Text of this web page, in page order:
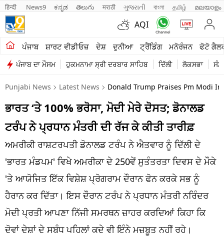
हिन्दी News9 ಕನ್ನಡ తెలుగు मराठी ગુજરાતી বাংলা தமிழ் മലയാളം
AQI
ਪੰਜਾਬ ਸ਼ਾਰਟ ਵੀਡੀਓਜ਼ ਦੇਸ਼ ਦੁਨੀਆ ਟ੍ਰੈਂਡਿੰਗ ਮਨੋਰੰਜਨ ਫੋਟੋ
ਪੰਜਾਬ ਦਾ ਮੌਸਮ ਹੁਕਮਨਾਮਾ ਸ੍ਰੀ ਦਰਬਾਰ ਸਾਹਿਬ ਦਿੱਲੀ ਲੋਕਸਭਾ
ਖੇਤੀਬਾੜੀ
ਸ਼ਾਰਟ ਵੀਡੀਓਜ਼
ਕਾਰੋਬਾਰ
ਕਰਿਅਰ
ਮਨੋਰੰਜਨ
ਦੇਸ਼
ਲਾਈਫ ਸਟਾਈਲ
ਪੰਜਾਬ
ਧਰਮ
Punjabi News Latest News Donald Trump Praises Pm Modi
ਭਾਰਤ ‘ਤੇ 100% ਭਰੋਸਾ, ਮੋਦੀ ਮੇਰੇ ਦੋਸਤ; ਡੋਨਾਲਡ
ਟਰੰਪ ਨੇ ਪ੍ਰਧਾਨ ਮੰਤਰੀ ਦੀ ਰੱਜ ਕੇ ਕੀਤੀ ਤਾਰੀਫ਼
ਅਮਰੀਕੀ ਰਾਸ਼ਟਰਪਤੀ ਡੋਨਾਲਡ ਟਰੰਪ ਨੇ ਐਤਵਾਰ ਨੂੰ ਦਿੱਲੀ ਦੇ
'ਭਾਰਤ ਮੰਡਪਮ' ਵਿਖੇ ਅਮਰੀਕਾ ਦੇ 250ਵੇਂ ਸੁਤੰਤਰਤਾ ਦਿਵਸ ਦੇ ਮੌਕੇ
'ਤੇ ਆਯੋਜਿਤ ਇੱਕ ਵਿਸ਼ੇਸ਼ ਪ੍ਰੋਗਰਾਮ ਦੌਰਾਨ ਫੋਨ ਕਰਕੇ ਸਭ ਨੂੰ
ਹੈਰਾਨ ਕਰ ਦਿੱਤਾ। ਇਸ ਦੌਰਾਨ ਟਰੰਪ ਨੇ ਪ੍ਰਧਾਨ ਮੰਤਰੀ ਨਰਿੰਦਰ
ਮੋਦੀ ਪ੍ਰਤੀ ਆਪਣਾ ਨਿੱਜੀ ਸਮਰਥਨ ਜ਼ਾਹਰ ਕਰਦਿਆਂ ਕਿਹਾ ਕਿ
ਦੋਵਾਂ ਦੇਸ਼ਾਂ ਦੇ ਸਬੰਧ ਪਹਿਲਾਂ ਕਦੇ ਵੀ ਇੰਨੇ ਮਜ਼ਬੂਤ ਨਹੀਂ ਰਹੇ।